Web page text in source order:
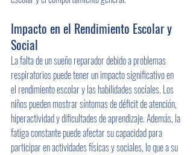
Impacto en el Rendimiento Escolar y
Social
La falta de un sueño reparador debido a problemas
respiratorios puede tener un impacto significativo en
el rendimiento escolar y las habilidades sociales. Los
niños pueden mostrar síntomas de déficit de atención,
hiperactividad y dificultades de aprendizaje. Además, la
fatiga constante puede afectar su capacidad para
participar en actividades físicas y sociales, lo que a su